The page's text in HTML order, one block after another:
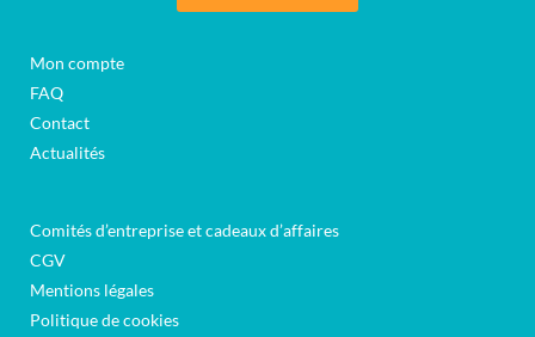
Mon compte
FAQ
Contact
Actualités
Comités d’entreprise et cadeaux d’affaires
CGV
Mentions légales
Politique de cookies